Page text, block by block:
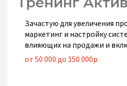
Зачастую для увеличения
маркетинг и настройку
влияющих на продажи и
от 50 000 до 150 000р.